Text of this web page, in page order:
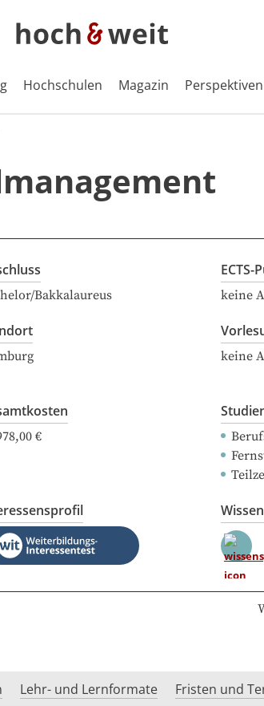
Hochschulen Magazin Perspektiven
Bakkalaureus
ECTS-
keine
keine
€
Lehr- und Lernformate Fristen und